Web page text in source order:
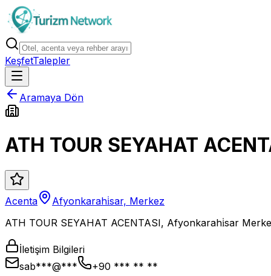
KeşfetTalepler
Aramaya Dön
ATH TOUR SEYAHAT
Acenta
Afyonkarahi̇sar, Merkez
ATH TOUR SEYAHAT ACENTASI, Afyonkarahi̇sar
İletişim Bilgileri
sab***@***
+90 *** ** **